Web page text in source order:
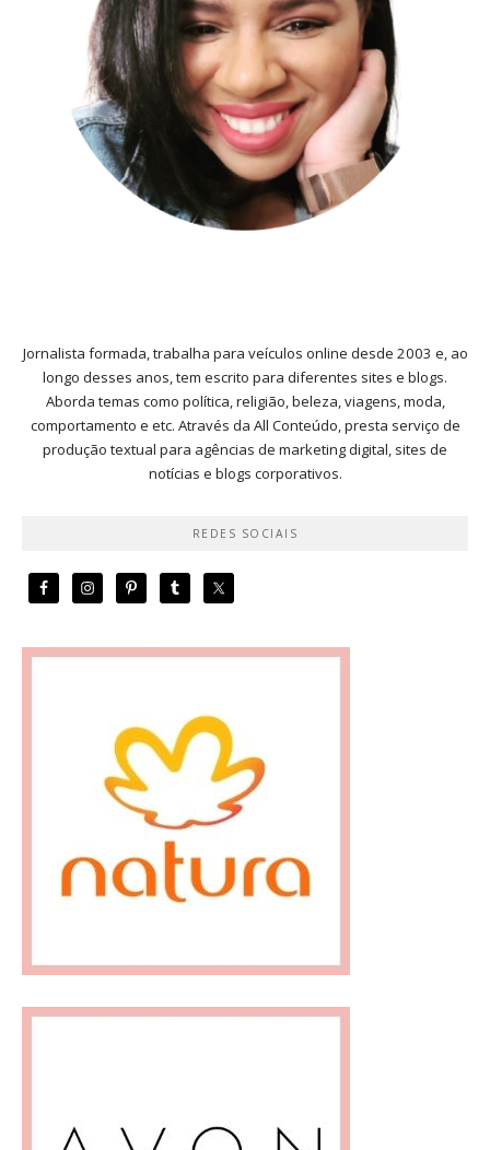
Jornalista formada, trabalha para veículos online desde 2003 e, ao
longo desses anos, tem escrito para diferentes sites e blogs.
Aborda temas como política, religião, beleza, viagens, moda,
comportamento e etc. Através da All Conteúdo, presta serviço de
produção textual para agências de marketing digital, sites de
notícias e blogs corporativos.
REDES SOCIAIS